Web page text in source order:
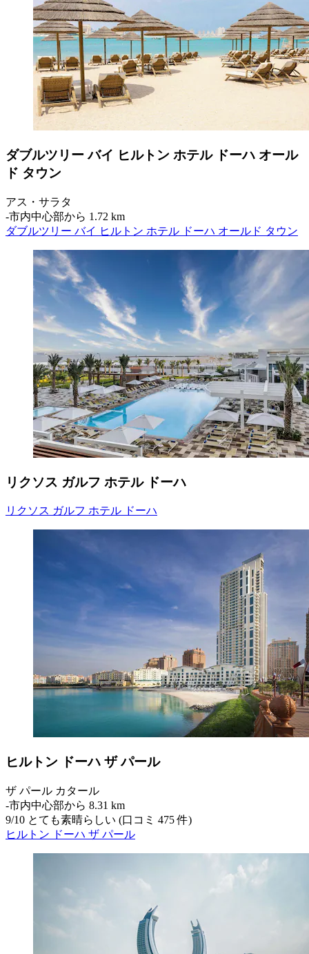
ダブルツリー バイ ヒルトン ホテル ドーハ オール
ド タウン
アス・サラタ
‐市内中心部から 1.72 km
ダブルツリー バイ ヒルトン ホテル ドーハ オールド タウン
リクソス ガルフ ホテル ドーハ
リクソス ガルフ ホテル ドーハ
ヒルトン ドーハ ザ パール
ザ パール カタール
‐市内中心部から 8.31 km
9/10 とても素晴らしい (口コミ 475 件)
ヒルトン ドーハ ザ パール